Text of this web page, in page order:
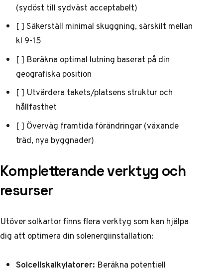
(sydöst till sydväst acceptabelt)
[ ] Säkerställ minimal skuggning, särskilt mellan
kl 9-15
[ ] Beräkna optimal lutning baserat på din
geografiska position
[ ] Utvärdera takets/platsens struktur och
hållfasthet
[ ] Överväg framtida förändringar (växande
träd, nya byggnader)
Kompletterande verktyg och
resurser
Utöver solkartor finns flera verktyg som kan hjälpa
dig att optimera din solenergiinstallation:
Solcellskalkylatorer: Beräkna potentiell